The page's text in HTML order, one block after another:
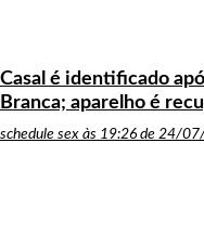
Casal é identificado
Branca; aparelho é
schedule sex às 19:26 de 24/